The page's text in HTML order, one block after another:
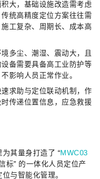
大，基础设施改造需考虑
统高精度定位方案往往需
工复杂、周期长、成本高
多尘、潮湿、震动大，且
备需要具备高工业防护等
影响人员正常作业。
求助与定位联动机制，作
传递位置信息，应急救援
其量身打造了 “MWC03
标” 的一体化人员定位产
与智能化管理。